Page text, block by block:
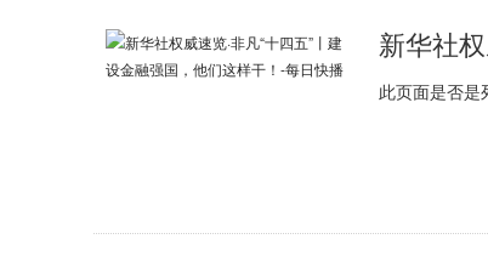
此页面是否是